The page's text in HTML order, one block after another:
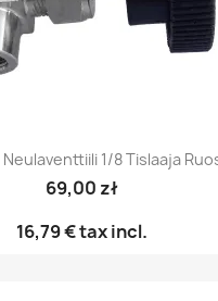
1/8 Tislaaja
69,00 zł
16,79 €tax incl.